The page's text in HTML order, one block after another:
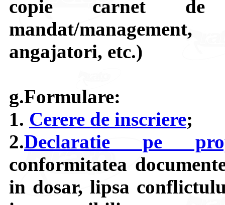
copie carnet de
mandat/
angajatori, etc.)
g.Formulare:
1. Cerere de inscriere;
2.Declaratie pe
conformitatea
in dosar, lipsa